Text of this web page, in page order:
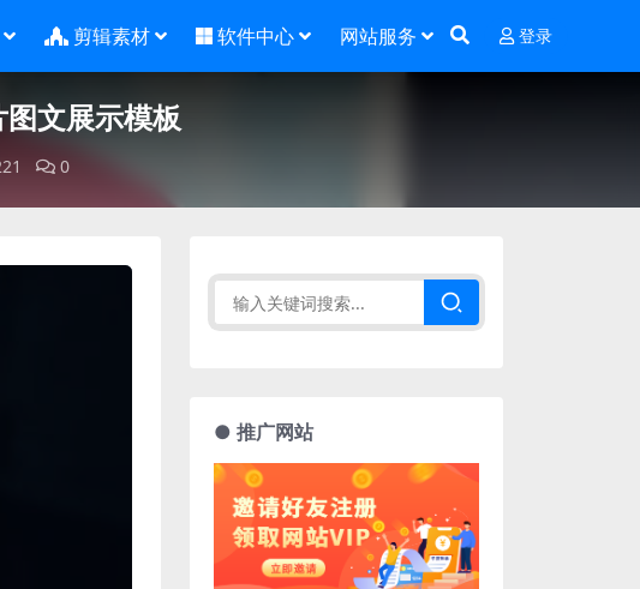
剪辑素材 软件中心 网站服务 登录
文展示模板
0
● 推广网站